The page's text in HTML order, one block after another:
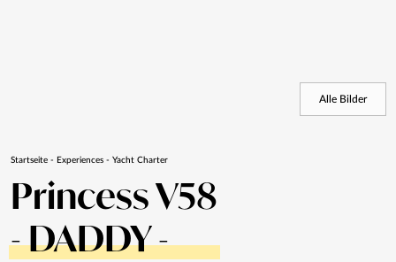
Alle Bilder
Startseite - Experiences - Yacht Charter
Princess V58
- DADDY -